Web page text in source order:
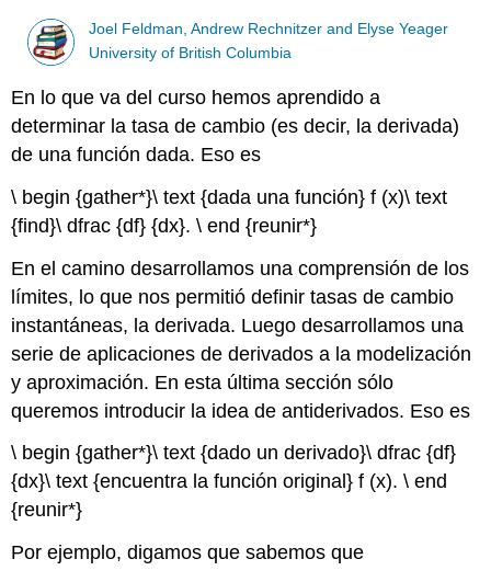
Joel Feldman, Andrew Rechnitzer and Elyse Yeager
University of British Columbia
En lo que va del curso hemos aprendido a
determinar la tasa de cambio (es decir, la derivada)
de una función dada. Eso es
\ begin {gather*}\ text {dada una función} f (x)\ text
{find}\ dfrac {df} {dx}. \ end {reunir*}
En el camino desarrollamos una comprensión de los
límites, lo que nos permitió definir tasas de cambio
instantáneas, la derivada. Luego desarrollamos una
serie de aplicaciones de derivados a la modelización
y aproximación. En esta última sección sólo
queremos introducir la idea de antiderivados. Eso es
\ begin {gather*}\ text {dado un derivado}\ dfrac {df}
{dx}\ text {encuentra la función original} f (x). \ end
{reunir*}
Por ejemplo, digamos que sabemos que